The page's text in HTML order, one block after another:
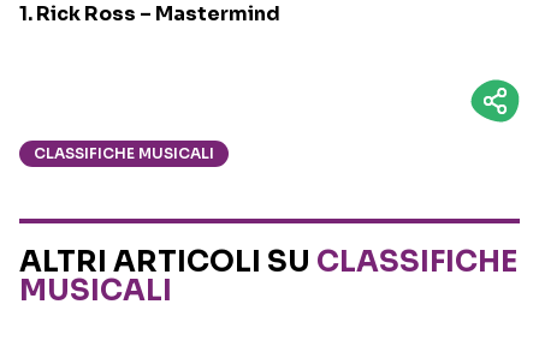
1. Rick Ross – Mastermind
CLASSIFICHE MUSICALI
ALTRI ARTICOLI SU CLASSIFICHE
MUSICALI